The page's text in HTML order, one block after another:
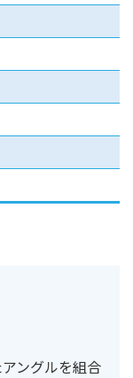
ングルを組合